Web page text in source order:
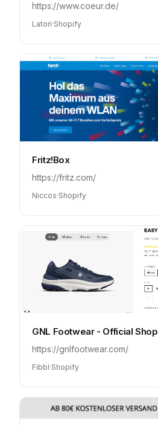
https://www.coeur.de/
Latori·Shopify
Fritz!Box
https://fritz.com/
Niccos·Shopify
GNL Footwear - Official Shop
https://gnlfootwear.com/
Fibbl·Shopify